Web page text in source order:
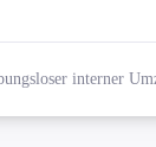
interner